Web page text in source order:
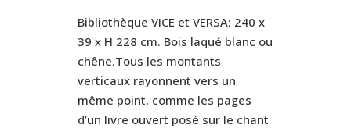
Bibliothèque VICE et VERSA: 240 x
39 x H 228 cm. Bois laqué blanc ou
chêne.Tous les montants
verticaux rayonnent vers un
même point, comme les pages
d’un livre ouvert posé sur le chant